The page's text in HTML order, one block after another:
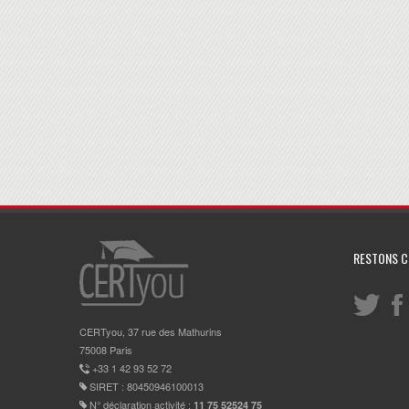
CERTyou, 37 rue des Mathurins
75008 Paris
+33 1 42 93 52 72
SIRET : 80450946100013
N° déclaration activité : 11 75 52524 75
RESTONS